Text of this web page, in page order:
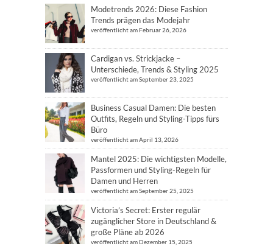
Modetrends 2026: Diese Fashion
Trends prägen das Modejahr
veröffentlicht am Februar 26, 2026
Cardigan vs. Strickjacke –
Unterschiede, Trends & Styling 2025
veröffentlicht am September 23, 2025
Business Casual Damen: Die besten
Outfits, Regeln und Styling-Tipps fürs
Büro
veröffentlicht am April 13, 2026
Mantel 2025: Die wichtigsten Modelle,
Passformen und Styling-Regeln für
Damen und Herren
veröffentlicht am September 25, 2025
Victoria’s Secret: Erster regulär
zugänglicher Store in Deutschland &
große Pläne ab 2026
veröffentlicht am Dezember 15, 2025